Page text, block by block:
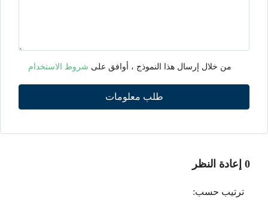
من خلال إرسال هذا النموذج ، أوافق على شروط الاستخدام
طلب معلومات
0 إعادة النظر
ترتيب حسب: